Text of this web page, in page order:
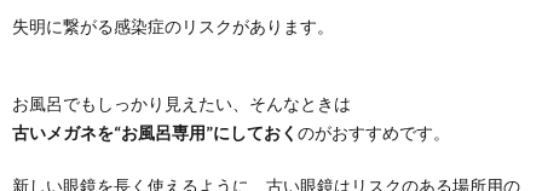
失明に繋がる感染症のリスクがあります。
お風呂でもしっかり見えたい、そんなときは
古いメガネを“お風呂専用”にしておく のがおすすめです。
新しい眼鏡を長く使えるように、古い眼鏡はリスクのある場所用の